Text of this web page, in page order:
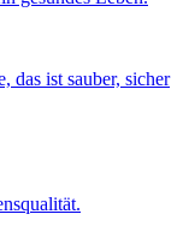
das ist sauber, sicher